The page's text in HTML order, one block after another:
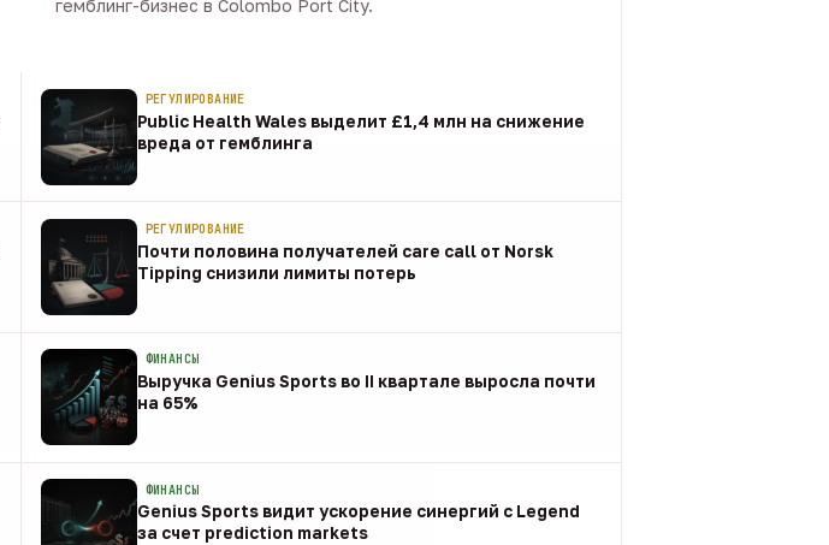
гемблинг-бизнес в Colombo Port City.
РЕГУЛИРОВАНИЕ
Public Health Wales выделит £1,4 млн на снижение
вреда от гемблинга
09 авг
РЕГУЛИРОВАНИЕ
Почти половина получателей care call от Norsk
Tipping снизили лимиты потерь
08 авг
ФИНАНСЫ
Выручка Genius Sports во II квартале выросла почти
на 65%
08 авг
ФИНАНСЫ
Genius Sports видит ускорение синергий с Legend
за счет prediction markets